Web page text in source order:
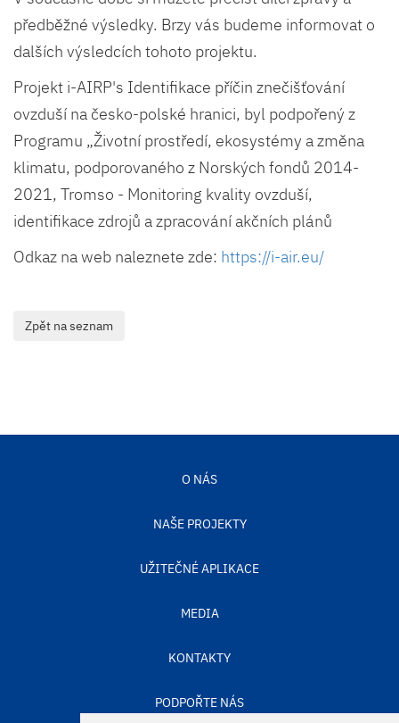
předběžné výsledky. Brzy vás budeme informovat o
dalších výsledcích tohoto projektu.
Projekt i-AIRP's Identifikace příčin znečišťování
ovzduší na česko-polské hranici, byl podpořený z
Programu „Životní prostředí, ekosystémy a změna
klimatu, podporovaného z Norských fondů 2014-
2021, Tromso - Monitoring kvality ovzduší,
identifikace zdrojů a zpracování akčních plánů
Odkaz na web naleznete zde: https://i-air.eu/
O NÁS
NAŠE PROJEKTY
UŽITEČNÉ APLIKACE
MEDIA
KONTAKTY
PODPOŘTE NÁS